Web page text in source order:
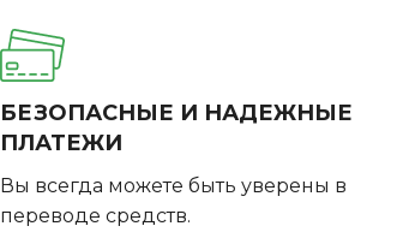
БЕЗОПАСНЫЕ И НАДЕЖНЫЕ
ПЛАТЕЖИ
Вы всегда можете быть уверены в
переводе средств.